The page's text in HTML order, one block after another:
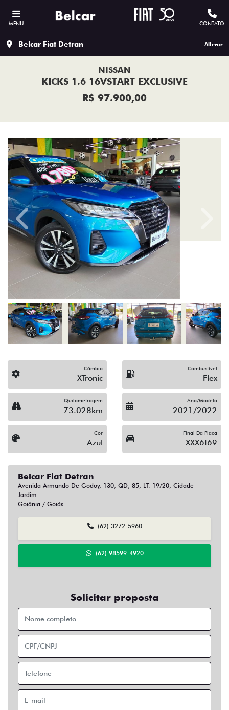
MENU CONTATO
Belcar Fiat Detran Alterar
NISSAN
KICKS 1.6 16VSTART EXCLUSIVE
R$ 97.900,00
Previous
Câmbio
XTronic
Combustível
Flex
Quilometragem
73.028km
Ano/Modelo
2021/2022
Cor
Azul
Final Da Placa
XXX6I69
Belcar Fiat Detran
Avenida Armando De Godoy, 130, QD, 85, LT. 19/20, Cidade
Jardim
Goiânia / Goiás
(62) 3272-5960
(62) 98599-4920
Solicitar proposta